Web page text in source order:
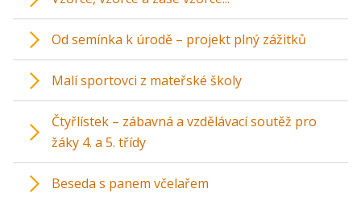
Od semínka k úrodě – projekt plný zážitků
Malí sportovci z mateřské školy
Čtyřlístek – zábavná a vzdělávací soutěž pro
žáky 4. a 5. třídy
Beseda s panem včelařem